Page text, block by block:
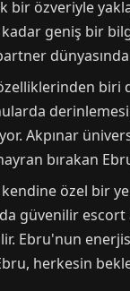
bir özveriyle
geniş bir
partner
Akpınar
bırakan
özel bir
güvenilir
Ebru'nun
herkesin